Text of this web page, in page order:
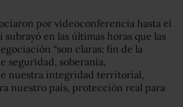
por videoconferencia hasta el
en las últimas horas que las
“son claras: fin de la
seguridad, soberanía,
nuestra integridad territorial,
nuestro país, protección real para